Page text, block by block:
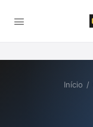
Início /